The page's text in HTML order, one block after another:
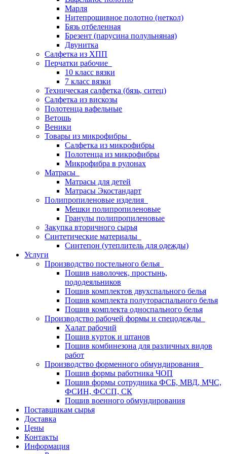
Марля
Нитепрошивное полотно (неткол)
Бязь отбеленная
Брезент (парусина полульняная)
Двунитка
Салфетка из ХПП
Перчатки рабочие
10 класс вязки
7 класс вязки
Техническая салфетка (бязь, ситец)
Салфетка из вискозы
Полотенца вафельные
Ветошь
Веники
Товары из микрофибры
Салфетка из микрофибры
Полотенца из микрофибры
Микрофибра в рулонах
Матрасы
Матрасы для детей
Матрасы Экостандарт
Полипропиленовые изделия
Мешки полипропиленовые
Гранулы полипропиленовые
Закупка вторичного сырья
Синтетические материалы
Синтепон (утеплитель для одежды)
Услуги
Производство постельного белья
Пошив наволочек, простынь,
пододеяльников
Пошив комплектов двухспального белья
Пошив комплекта полутораспального белья
Пошив комплекта односпального белья
Производство рабочей формы и спецодежды
Халат рабочий
Пошив курток и штанов
Пошив комбинезона для различных видов
работ
Производство форменного обмундирования
Пошив формы работника ЧОП
Пошив формы сотрудника ФСБ, МВД, МЧС,
ФСИН, ФССП, СК
Пошив военного обмундирования
Поставщикам сырья
Доставка
Цены
Контакты
Информация